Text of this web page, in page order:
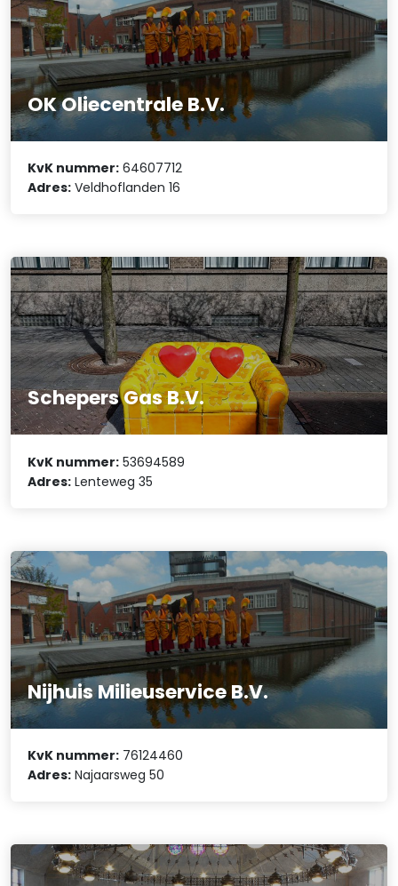
OK Oliecentrale B.V.
KvK nummer: 64607712
Adres: Veldhoflanden 16
Schepers Gas B.V.
KvK nummer: 53694589
Adres: Lenteweg 35
Nijhuis Milieuservice B.V.
KvK nummer: 76124460
Adres: Najaarsweg 50